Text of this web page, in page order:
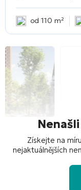
od 110 m²
Získejte na
nejaktuálnějších